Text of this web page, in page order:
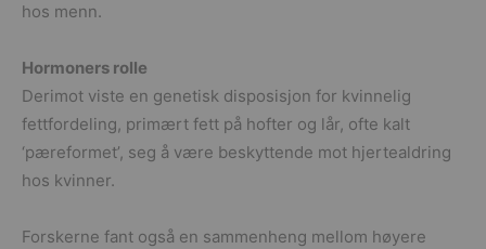
hos menn.
Hormoners rolle
Derimot viste en genetisk disposisjon for kvinnelig
fettfordeling, primært fett på hofter og lår, ofte kalt
‘pæreformet’, seg å være beskyttende mot hjertealdring
hos kvinner.
Forskerne fant også en sammenheng mellom høyere